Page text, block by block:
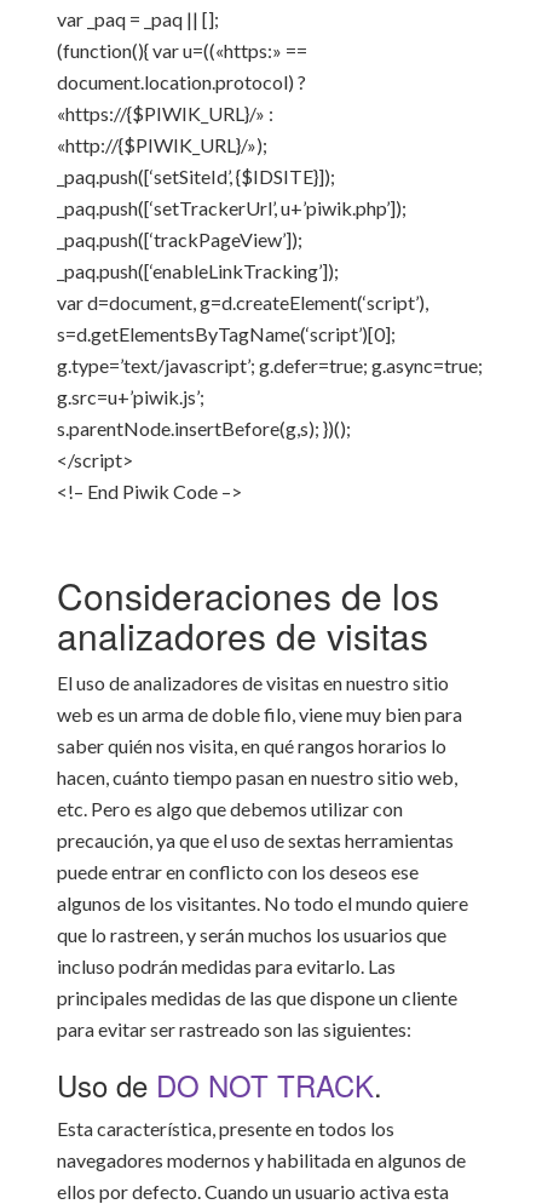
var _paq = _paq || [];
(function(){ var u=((«https:» ==
document.location.protocol) ?
«https://{$PIWIK_URL}/» :
«http://{$PIWIK_URL}/»);
_paq.push([‘setSiteId’, {$IDSITE}]);
_paq.push([‘setTrackerUrl’, u+’piwik.php’]);
_paq.push([‘trackPageView’]);
_paq.push([‘enableLinkTracking’]);
var d=document, g=d.createElement(‘script’),
s=d.getElementsByTagName(‘script’)[0];
g.type=’text/javascript’; g.defer=true; g.async=true;
g.src=u+’piwik.js’;
s.parentNode.insertBefore(g,s); })();
</script>
<!– End Piwik Code –>
Consideraciones de los
analizadores de visitas
El uso de analizadores de visitas en nuestro sitio
web es un arma de doble filo, viene muy bien para
saber quién nos visita, en qué rangos horarios lo
hacen, cuánto tiempo pasan en nuestro sitio web,
etc. Pero es algo que debemos utilizar con
precaución, ya que el uso de sextas herramientas
puede entrar en conflicto con los deseos ese
algunos de los visitantes. No todo el mundo quiere
que lo rastreen, y serán muchos los usuarios que
incluso podrán medidas para evitarlo. Las
principales medidas de las que dispone un cliente
para evitar ser rastreado son las siguientes:
Uso de DO NOT TRACK.
Esta característica, presente en todos los
navegadores modernos y habilitada en algunos de
ellos por defecto. Cuando un usuario activa esta